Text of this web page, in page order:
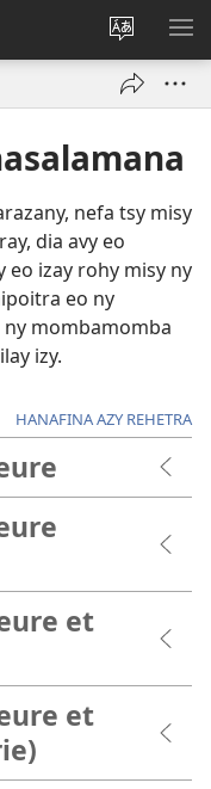
Hiova
fiteny
nefa tsy misy
dia avy eo
eo izay rohy misy ny
eo ny
ny mombamomba
izy.
HANAFINA AZY REHETRA
et
et